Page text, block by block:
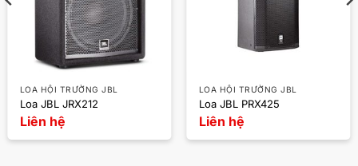
LOA HỘI TRƯỜNG JBL
Loa JBL JRX212
Liên hệ
LOA HỘI TRƯỜNG JBL
Loa JBL PRX425
Liên hệ